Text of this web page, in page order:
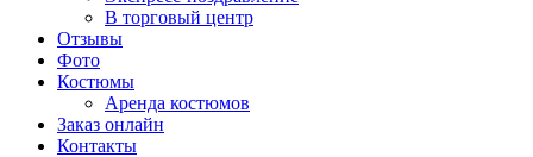
В торговый центр
Отзывы
Фото
Костюмы
Аренда костюмов
Заказ онлайн
Контакты